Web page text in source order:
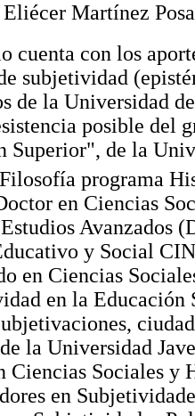
Eliécer Martínez
cuenta con los
subjetividad
de la Universidad
posible del
Superior", de la
programa
en Ciencias
Avanzados
y Social
en Ciencias
en la
la Universidad
Ciencias Sociales y
en